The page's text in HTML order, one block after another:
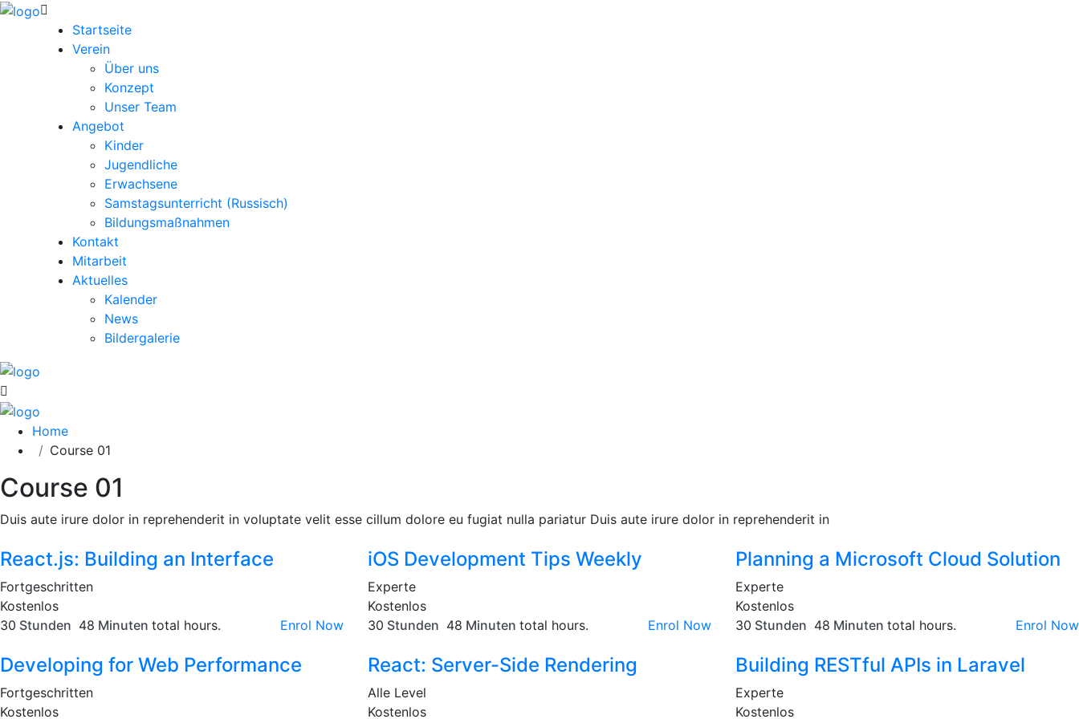
Startseite
Verein
Über uns
Konzept
Unser Team
Angebot
Kinder
Jugendliche
Erwachsene
Samstagsunterricht (Russisch)
Bildungsmaßnahmen
Kontakt
Mitarbeit
Aktuelles
Kalender
News
Bildergalerie
Home
Course 01
Course 01
Duis aute irure dolor in reprehenderit in voluptate velit esse cillum dolore eu fugiat nulla pariatur Duis aute irure dolor in reprehenderit in
React.js: Building an Interface
Fortgeschritten
Kostenlos
30 Stunden 48 Minuten total hours. Enrol Now
iOS Development Tips Weekly
Experte
Kostenlos
30 Stunden 48 Minuten total hours. Enrol Now
Planning a Microsoft Cloud Solution
Experte
Kostenlos
30 Stunden 48 Minuten total hours. Enrol Now
Developing for Web Performance
Fortgeschritten
Kostenlos
React: Server-Side Rendering
Alle Level
Kostenlos
Building RESTful APIs in Laravel
Experte
Kostenlos